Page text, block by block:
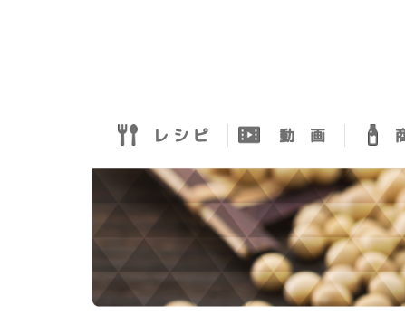
レ シ ピ 動 画